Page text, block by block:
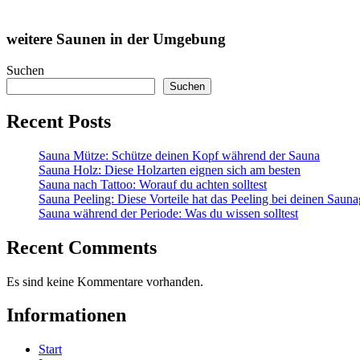
weitere Saunen in der Umgebung
Suchen
Suchen
Recent Posts
Sauna Mütze: Schütze deinen Kopf während der Sauna
Sauna Holz: Diese Holzarten eignen sich am besten
Sauna nach Tattoo: Worauf du achten solltest
Sauna Peeling: Diese Vorteile hat das Peeling bei deinen
Sauna während der Periode: Was du wissen solltest
Recent Comments
Es sind keine Kommentare vorhanden.
Informationen
Start